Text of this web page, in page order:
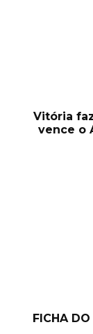
Vitória
vence o
FICHA